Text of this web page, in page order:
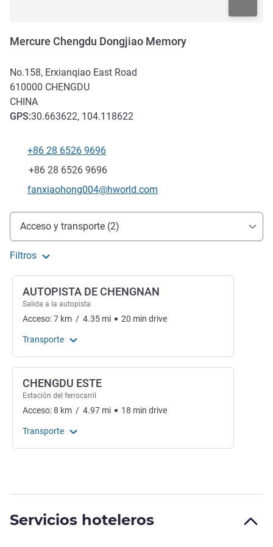
Mercure Chengdu Dongjiao Memory
No.158, Erxianqiao East Road
610000 CHENGDU
CHINA
GPS:30.663622, 104.118622
Teléfono
+86 28 6526 9696
Fax
+86 28 6526 9696
Correo electrónico de contacto
fanxiaohong004@hworld.com
Acceso y transporte
Acceso y transporte (2)
Filtros
AUTOPISTA DE CHENGNAN
Salida a la autopista
Acceso:7 km / 4.35 mi 20 min drive
Transporte
CHENGDU ESTE
Estación del ferrocarril
Acceso:8 km / 4.97 mi 18 min drive
Transporte
Servicios hoteleros